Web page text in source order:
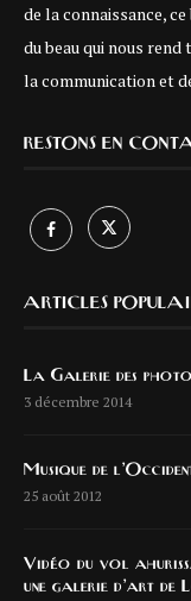
de la connaissance,
du beau qui nous
la communication et
RESTONS EN
ARTICLES
La Galerie des
3 décembre 2014
Musique de
25 août 2012
Vidéo du vol
une galerie d’art de